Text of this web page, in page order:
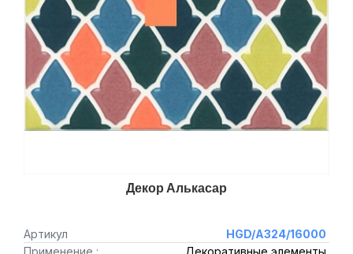
Декор Алькасар
Артикул
HGD/A324/16000
Применение :
Декоративные элементы